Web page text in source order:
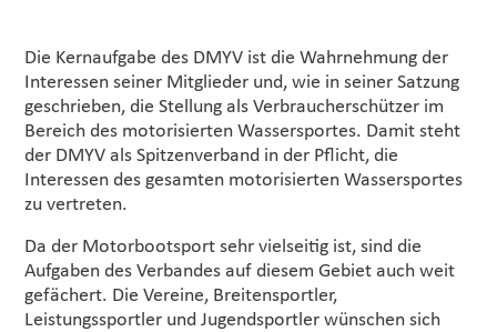
Die Kernaufgabe des DMYV ist die Wahrnehmung der
Interessen seiner Mitglieder und, wie in seiner Satzung
geschrieben, die Stellung als Verbraucherschützer im
Bereich des motorisierten Wassersportes. Damit steht
der DMYV als Spitzenverband in der Pflicht, die
Interessen des gesamten motorisierten Wassersportes
zu vertreten.
Da der Motorbootsport sehr vielseitig ist, sind die
Aufgaben des Verbandes auf diesem Gebiet auch weit
gefächert. Die Vereine, Breitensportler,
Leistungssportler und Jugendsportler wünschen sich